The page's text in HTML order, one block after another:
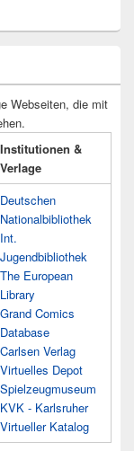
Webseiten, die mit
Institutionen &
Verlage
Deutschen
Nationalbibliothek
Int.
Jugendbibliothek
The European
Library
Grand Comics
Database
Carlsen Verlag
Virtuelles Depot
Spielzeugmuseum
KVK - Karlsruher
Virtueller Katalog